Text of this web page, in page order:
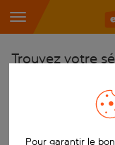
Trouvez votre
Choisissez
Vers
Pour garantir le